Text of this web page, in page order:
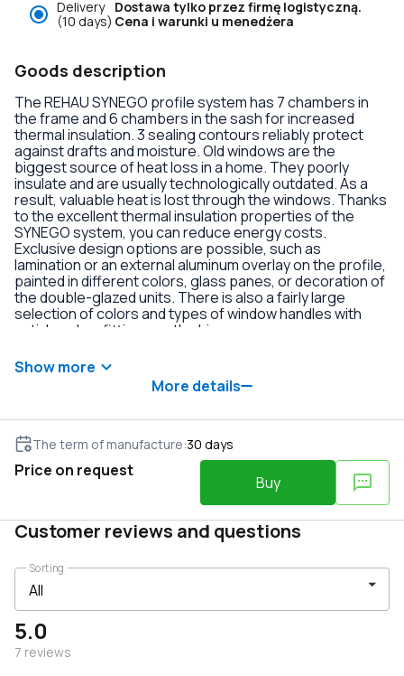
Delivery
(10 days)
Dostawa tylko przez firmę logistyczną.
Cena i warunki u menedżera
Goods description
The REHAU SYNEGO profile system has 7 chambers in
the frame and 6 chambers in the sash for increased
thermal insulation. 3 sealing contours reliably protect
against drafts and moisture. Old windows are the
biggest source of heat loss in a home. They poorly
insulate and are usually technologically outdated. As a
result, valuable heat is lost through the windows. Thanks
to the excellent thermal insulation properties of the
SYNEGO system, you can reduce energy costs.
Exclusive design options are possible, such as
lamination or an external aluminum overlay on the profile,
painted in different colors, glass panes, or decoration of
the double-glazed units. There is also a fairly large
selection of colors and types of window handles with
anti-burglary fittings on the hinges.
Show more
More details
The term of manufacture:30 days
Price on request
Buy
Customer reviews and questions
5.0
7 reviews
Sorting